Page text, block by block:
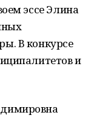
эссе Элина
В конкурсе
и